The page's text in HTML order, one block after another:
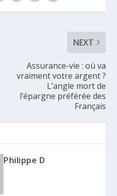
NEXT
Assurance-vie : où va
vraiment votre argent ?
L’angle mort de
l’épargne préférée des
Français
Philippe D